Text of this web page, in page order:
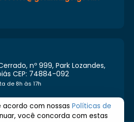
nº 999, Park Lozandes,
CEP: 74884-092
de 8h às 17h
acordo com nossas Políticas de
você concorda com estas